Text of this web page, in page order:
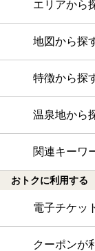
エリアから
地図から探
特徴から探
温泉地から
関連キーワ
おトクに利用する
電子チケッ
クーポンが